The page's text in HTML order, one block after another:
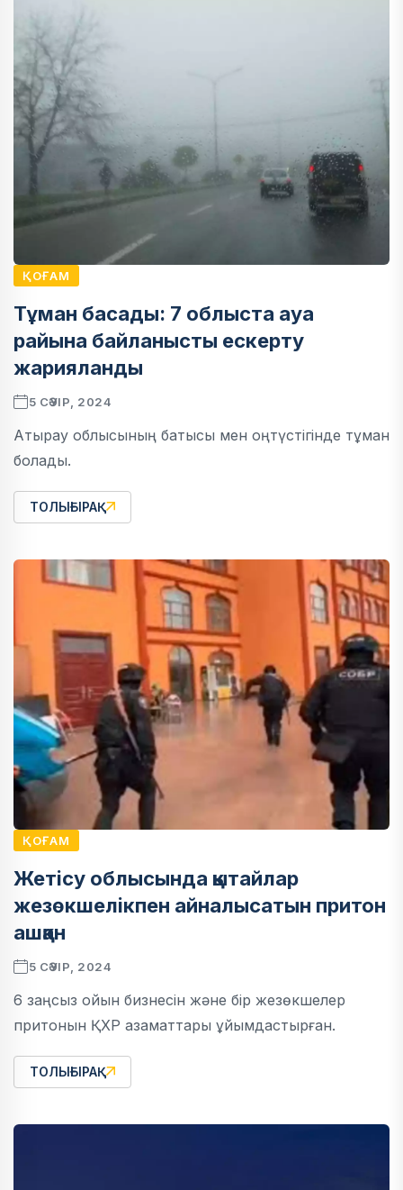
ҚОҒАМ
Тұман басады: 7 облыста ауа
райына байланысты ескерту
жарияланды
5 СӘУІР, 2024
Атырау облысының батысы мен оңтүстігінде тұман
болады.
ТОЛЫҒЫРАҚ
ҚОҒАМ
Жетісу облысында қытайлар
жезөкшелікпен айналысатын притон
ашқан
5 СӘУІР, 2024
6 заңсыз ойын бизнесін және бір жезөкшелер
притонын ҚХР азаматтары ұйымдастырған.
ТОЛЫҒЫРАҚ